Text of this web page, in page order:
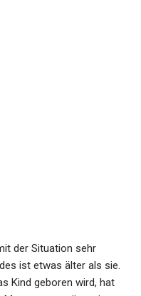
der Situation sehr
ist etwas älter als sie.
Kind geboren wird, hat